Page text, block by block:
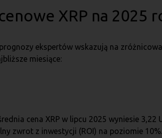
XRP na 2025
ekspertów wskazują na
miesiące:
cena XRP w lipcu 2025 wyniesie
zwrot z inwestycji (ROI) na poziomie